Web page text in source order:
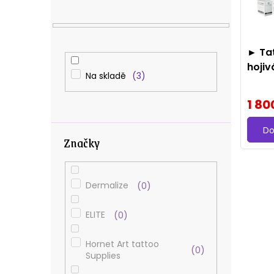
a
a
Na skladě 3
Značky
Dermalize 0
ELITE 0
Hornet Art tattoo
Supplies
0
d
u
k
p
o
u
►
v
1